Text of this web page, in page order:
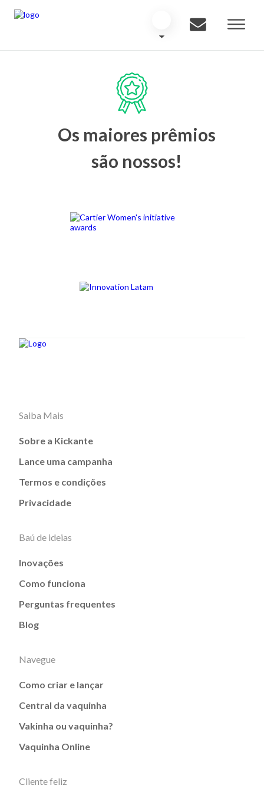
Os maiores prêmios
são nossos!
Saiba Mais
Sobre a Kickante
Lance uma campanha
Termos e condições
Privacidade
Baú de ideias
Inovações
Como funciona
Perguntas frequentes
Blog
Navegue
Como criar e lançar
Central da vaquinha
Vakinha ou vaquinha?
Vaquinha Online
Cliente feliz